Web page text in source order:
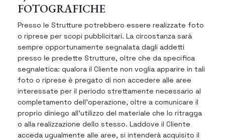
FOTOGRAFICHE
Presso le Strutture potrebbero essere realizzate foto
o riprese per scopi pubblicitari. La circostanza sarà
sempre opportunamente segnalata dagli addetti
presso le predette Strutture, oltre che da specifica
segnaletica: qualora il Cliente non voglia apparire in tali
foto o riprese è pregato di non accedere alle aree
interessate per il periodo strettamente necessario al
completamento dell’operazione, oltre a comunicare il
proprio diniego all’utilizzo del materiale che lo ritragga
o alla realizzazione dello stesso. Laddove il Cliente
acceda ugualmente alle aree, si intenderà acquisito il